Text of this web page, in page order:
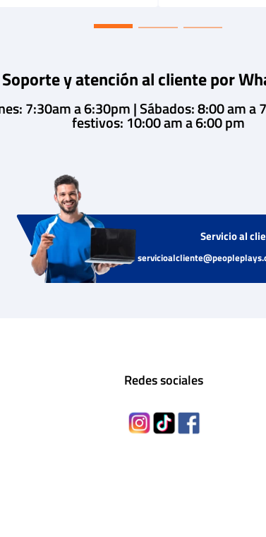
Soporte y atención al cliente por
7:30am a 6:30pm | Sábados: 8:00 am a
festivos: 10:00 am a 6:00 pm
Servicio al
Redes sociales